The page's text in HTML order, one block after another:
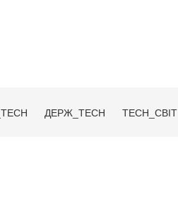
ДЕРЖ_TECH TECH_СВІТ